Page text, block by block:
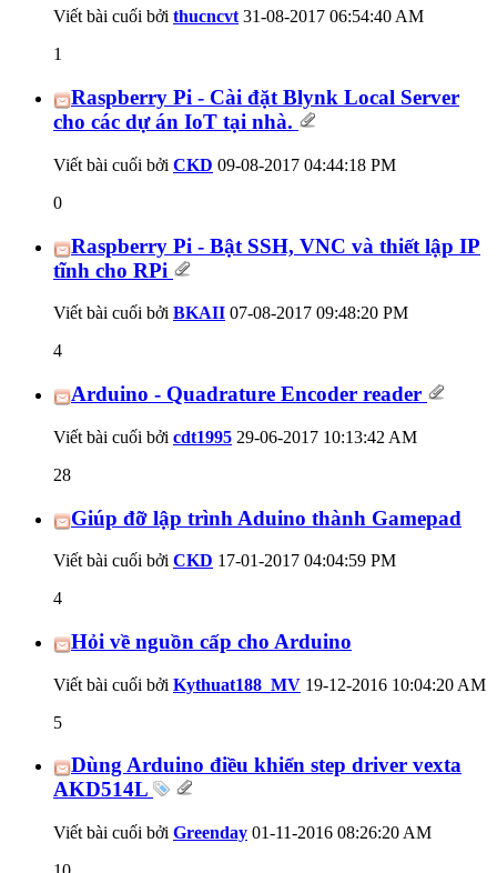
Viết bài cuối bởi thucncvt31-08-2017 06:54:40 AM
1
Raspberry Pi - Cài đặt Blynk Local Server
cho các dự án IoT tại nhà.
Viết bài cuối bởi CKD 09-08-2017 04:44:18 PM
0
Raspberry Pi - Bật SSH, VNC và thiết lập IP
tĩnh cho RPi
Viết bài cuối bởi BKAII 07-08-2017 09:48:20 PM
4
Arduino - Quadrature Encoder reader
Viết bài cuối bởi cdt1995 29-06-2017 10:13:42 AM
28
Giúp đỡ lập trình Aduino thành Gamepad
Viết bài cuối bởi CKD 17-01-2017 04:04:59 PM
4
Hỏi về nguồn cấp cho Arduino
Viết bài cuối bởi Kythuat188_MV 19-12-2016 10:04:20 AM
5
Dùng Arduino điều khiển step driver vexta
AKD514L
Viết bài cuối bởi Greenday 01-11-2016 08:26:20 AM